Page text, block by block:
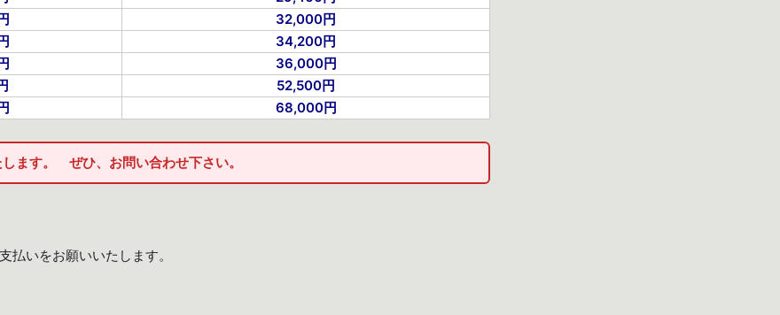
32,000円
34,200円
36,000円
52,500円
68,000円
ます。 ぜひ、お問い合わせ下さい。
払いをお願いいたします。